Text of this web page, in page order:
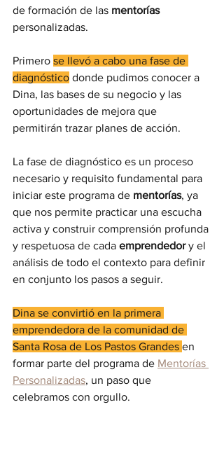
de formación de las mentorías
personalizadas.
Primero se llevó a cabo una fase de
diagnóstico donde pudimos conocer a
Dina, las bases de su negocio y las
oportunidades de mejora que
permitirán trazar planes de acción.
La fase de diagnóstico es un proceso
necesario y requisito fundamental para
iniciar este programa de mentorías, ya
que nos permite practicar una escucha
activa y construir comprensión profunda
y respetuosa de cada emprendedor y el
análisis de todo el contexto para definir
en conjunto los pasos a seguir.
Dina se convirtió en la primera
emprendedora de la comunidad de
Santa Rosa de Los Pastos Grandes en
formar parte del programa de Mentorías
Personalizadas, un paso que
celebramos con orgullo.